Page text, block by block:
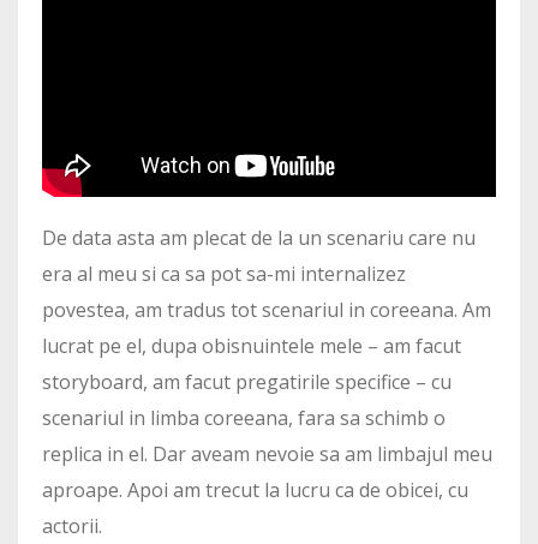
De data asta am plecat de la un scenariu care nu
era al meu si ca sa pot sa-mi internalizez
povestea, am tradus tot scenariul in coreeana. Am
lucrat pe el, dupa obisnuintele mele – am facut
storyboard, am facut pregatirile specifice – cu
scenariul in limba coreeana, fara sa schimb o
replica in el. Dar aveam nevoie sa am limbajul meu
aproape. Apoi am trecut la lucru ca de obicei, cu
actorii.